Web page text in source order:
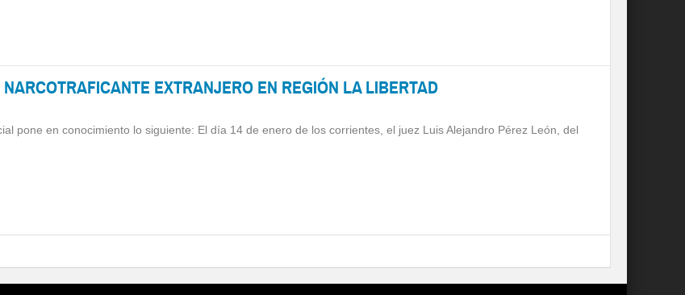
EXTRANJERO EN REGIÓN LA LIBERTAD
pone en conocimiento lo siguiente: El día 14 de enero de los corrientes, el juez Luis Alejandro Pérez León, del